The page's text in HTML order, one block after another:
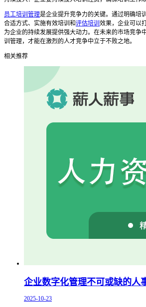
员工培训管理是企业提升竞争力的关键。通过明确培
合适方式、实施有效培训和评估培训 效果，企业可以
为企业的持续发展提供强大动力。在未来的市场竞争
训管理，才能在激烈的人才竞争中立于不败之地。
相关推荐
企业数字化管理不可或缺的人
2025-10-23